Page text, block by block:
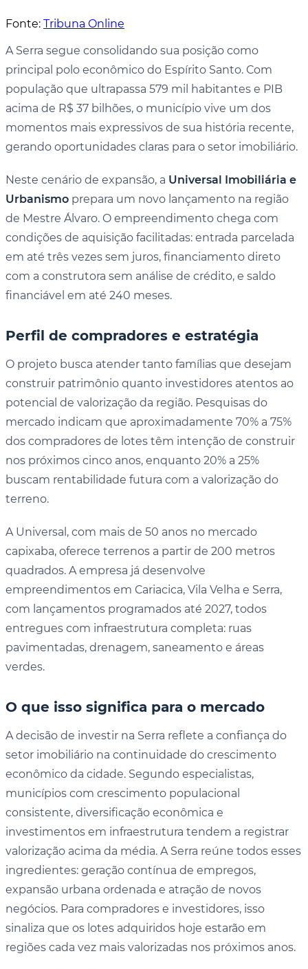
Fonte: Tribuna Online
A Serra segue consolidando sua posição como
principal polo econômico do Espírito Santo. Com
população que ultrapassa 579 mil habitantes e PIB
acima de R$ 37 bilhões, o município vive um dos
momentos mais expressivos de sua história recente,
gerando oportunidades claras para o setor imobiliário.
Neste cenário de expansão, a Universal Imobiliária e
Urbanismo prepara um novo lançamento na região
de Mestre Álvaro. O empreendimento chega com
condições de aquisição facilitadas: entrada parcelada
em até três vezes sem juros, financiamento direto
com a construtora sem análise de crédito, e saldo
financiável em até 240 meses.
Perfil de compradores e estratégia
O projeto busca atender tanto famílias que desejam
construir patrimônio quanto investidores atentos ao
potencial de valorização da região. Pesquisas do
mercado indicam que aproximadamente 70% a 75%
dos compradores de lotes têm intenção de construir
nos próximos cinco anos, enquanto 20% a 25%
buscam rentabilidade futura com a valorização do
terreno.
A Universal, com mais de 50 anos no mercado
capixaba, oferece terrenos a partir de 200 metros
quadrados. A empresa já desenvolve
empreendimentos em Cariacica, Vila Velha e Serra,
com lançamentos programados até 2027, todos
entregues com infraestrutura completa: ruas
pavimentadas, drenagem, saneamento e áreas
verdes.
O que isso significa para o mercado
A decisão de investir na Serra reflete a confiança do
setor imobiliário na continuidade do crescimento
econômico da cidade. Segundo especialistas,
municípios com crescimento populacional
consistente, diversificação econômica e
investimentos em infraestrutura tendem a registrar
valorização acima da média. A Serra reúne todos esses
ingredientes: geração contínua de empregos,
expansão urbana ordenada e atração de novos
negócios. Para compradores e investidores, isso
sinaliza que os lotes adquiridos hoje estarão em
regiões cada vez mais valorizadas nos próximos anos.